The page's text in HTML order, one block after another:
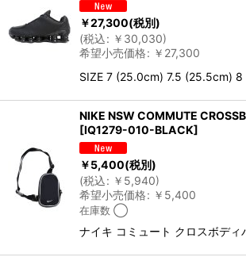
￥27,300(税別)
(税込: ￥ 30,030)
希望小売価格: ￥ 27,300
SIZE 7 (25.0cm) 7.5 (25.5cm)
NIKE NSW COMMUTE
[IQ1279-010-BLACK]
￥5,400(税別)
(税込: ￥ 5,940)
希望小売価格: ￥ 5,400
在庫数 ◯
ナイキ コミュート クロスボデ